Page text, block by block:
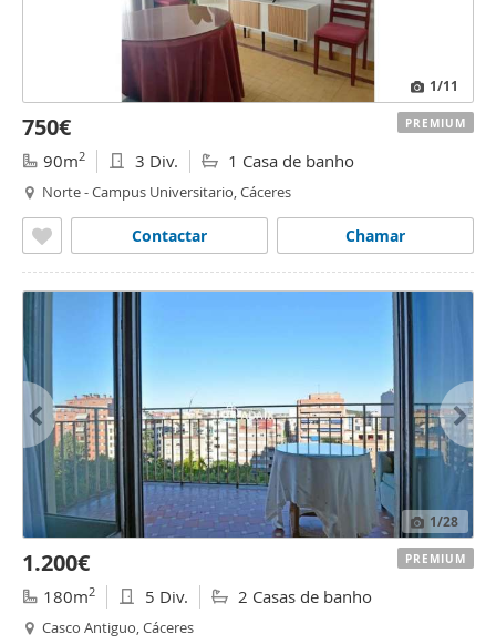
1/11
750€
90m2 3 Div. 1 Casa de banho
Norte - Campus Universitario, Cáceres
Chamar
Contactar
PREMIUM
1/28
1.200€
180m2 5 Div. 2 Casas de banho
Casco Antiguo, Cáceres
PREMIUM